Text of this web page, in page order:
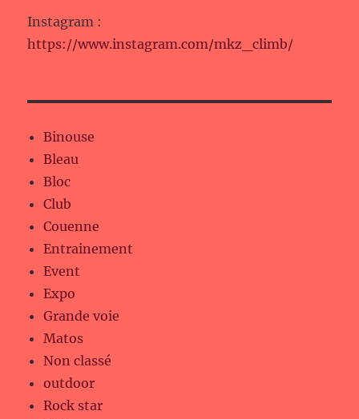
Instagram :
https://www.instagram.com/mkz_climb/
Binouse
Bleau
Bloc
Club
Couenne
Entrainement
Event
Expo
Grande voie
Matos
Non classé
outdoor
Rock star